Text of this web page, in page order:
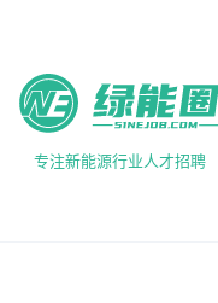
专注新能源行业人才招聘